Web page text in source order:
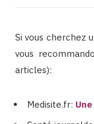
Si vous cherchez
vous
articles):
Medisite.fr: